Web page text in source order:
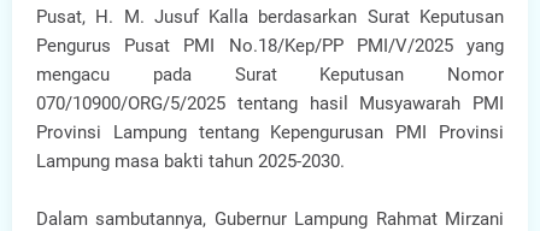
Pusat, H. M. Jusuf Kalla berdasarkan Surat Keputusan
Pengurus Pusat PMI No.18/Kep/PP PMI/V/2025 yang
mengacu pada Surat Keputusan Nomor
070/10900/ORG/5/2025 tentang hasil Musyawarah PMI
Provinsi Lampung tentang Kepengurusan PMI Provinsi
Lampung masa bakti tahun 2025-2030.
Dalam sambutannya, Gubernur Lampung Rahmat Mirzani